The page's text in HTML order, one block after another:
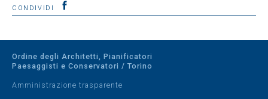
CONDIVIDI
Ordine degli Architetti, Pianificatori
Paesaggisti e Conservatori / Torino
Amministrazione trasparente